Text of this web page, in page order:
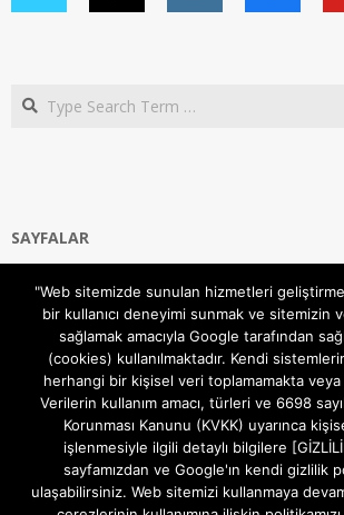
Search
SAYFALAR
Gizlilik ve Çerezler (Cookies) Politikası
Hakkımızda
İletişim Kanalları
MODEM KURULUM
TEKNİK DESTEK
TELEVİZYON SİSTEMLERİ
"Web sitemizde sunulan hizmetleri
bir kullanıcı deneyimi sunmak ve sitemizin
sağlamak amacıyla Google tarafından
(cookies) kullanılmaktadır. Kendi
herhangi bir kişisel veri toplamamakta
Verilerin kullanım amacı, türleri ve 6698
Korunması Kanunu (KVKK) uyarınca
işlenmesiyle ilgili detaylı bilgilere
sayfamızdan ve Google'ın kendi gizlilik
ulaşabilirsiniz. Web sitemizi kullanmaya